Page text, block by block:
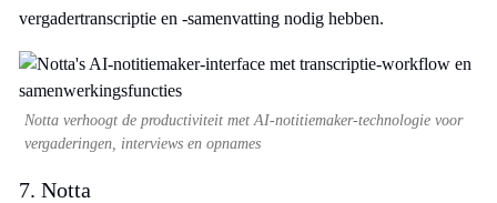
vergadertranscriptie en -samenvatting nodig hebben.
Notta verhoogt de productiviteit met AI-notitiemaker-technologie voor
vergaderingen, interviews en opnames
7. Notta